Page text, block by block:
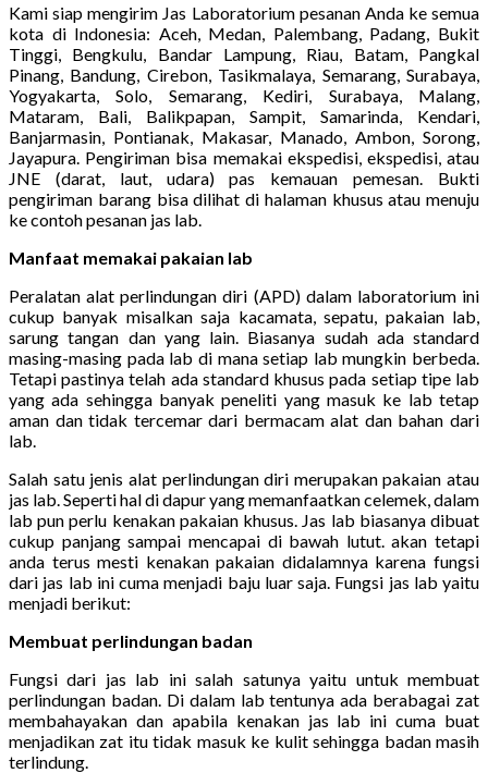
Kami siap mengirim Jas Laboratorium pesanan Anda ke semua
kota di Indonesia: Aceh, Medan, Palembang, Padang, Bukit
Tinggi, Bengkulu, Bandar Lampung, Riau, Batam, Pangkal
Pinang, Bandung, Cirebon, Tasikmalaya, Semarang, Surabaya,
Yogyakarta, Solo, Semarang, Kediri, Surabaya, Malang,
Mataram, Bali, Balikpapan, Sampit, Samarinda, Kendari,
Banjarmasin, Pontianak, Makasar, Manado, Ambon, Sorong,
Jayapura. Pengiriman bisa memakai ekspedisi, ekspedisi, atau
JNE (darat, laut, udara) pas kemauan pemesan. Bukti
pengiriman barang bisa dilihat di halaman khusus atau menuju
ke contoh pesanan jas lab.
Manfaat memakai pakaian lab
Peralatan alat perlindungan diri (APD) dalam laboratorium ini
cukup banyak misalkan saja kacamata, sepatu, pakaian lab,
sarung tangan dan yang lain. Biasanya sudah ada standard
masing-masing pada lab di mana setiap lab mungkin berbeda.
Tetapi pastinya telah ada standard khusus pada setiap tipe lab
yang ada sehingga banyak peneliti yang masuk ke lab tetap
aman dan tidak tercemar dari bermacam alat dan bahan dari
lab.
Salah satu jenis alat perlindungan diri merupakan pakaian atau
jas lab. Seperti hal di dapur yang memanfaatkan celemek, dalam
lab pun perlu kenakan pakaian khusus. Jas lab biasanya dibuat
cukup panjang sampai mencapai di bawah lutut. akan tetapi
anda terus mesti kenakan pakaian didalamnya karena fungsi
dari jas lab ini cuma menjadi baju luar saja. Fungsi jas lab yaitu
menjadi berikut:
Membuat perlindungan badan
Fungsi dari jas lab ini salah satunya yaitu untuk membuat
perlindungan badan. Di dalam lab tentunya ada berabagai zat
membahayakan dan apabila kenakan jas lab ini cuma buat
menjadikan zat itu tidak masuk ke kulit sehingga badan masih
terlindung.